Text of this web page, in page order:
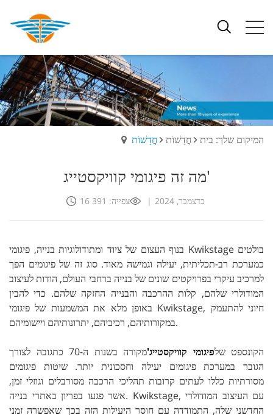
המיקום שלך: בית חֲדָשׁוֹת חֲדָשׁוֹת
מה זה פיגומי קוויקסטייג'
16 בדצמבר, 2024 | צפייה: 391
בנוף העצום של ציוד ומתודולוגיות בנייה, פיגומי Kwikstage בולטים
כמערכת רב-תכליתית, יעילה וגמישה מאוד. סוג זה של פיגומים הפך
למרכיב עיקרי בפרויקטים שונים של בנייה ברחבי העולם, הודות לעיצוב
המודולרי שלהם, קלות ההרכבה והבנייה החזקה שלהם. כדי להבין
באופן מלא את המשמעות של פיגומי Kwikstage, חיוני להתעמק
במקורותיהם, רכיביהם, יתרונותיהם ויישומיהם.
הקונספט שלפיגומי קוויקסטייג'
מקורה בשנות ה-70 כתגובה לצורך
הגובר במערכת פיגומים יעילה וחסכונית יותר. שיטות פיגומים
מסורתיות כללו לעתים קרובות תהליכי הרכבה מסורבלים וגוזלי זמן,
אשר פגעו בפריון באתרי בנייה. Kwikstage, עם העיצוב המודולרי
החדשני שלה, התמודדה עם חוסר היעילות הזה בכך שאפשרה זמני